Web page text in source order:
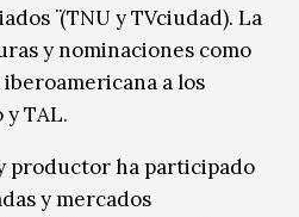
(TNU y TVciudad). La
y nominaciones como
a los
y TAL.
productor ha participado
y mercados